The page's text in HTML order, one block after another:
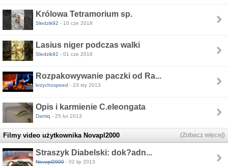
Królowa Tetramorium sp.
Sledzik92 - 10 cze 2018
Lasius niger podczas walki
Sledzik92 - 01 cze 2018
Rozpakowywanie paczki od Ra...
krzychospeed - 23 sty 2013
Opis i karmienie C.eleongata
Damiq - 25 lut 2013
Filmy video użytkownika Novapl2000 (Zobacz więcej)
Straszyk Diabelski: dok?adn...
Novapl2000 - 02 lip 2013